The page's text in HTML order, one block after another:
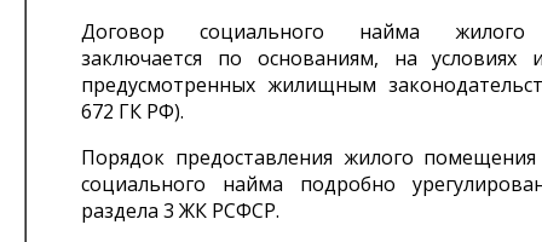
Договор социального найма жилого
заключается по основаниям, на условиях
предусмотренных жилищным
672 ГК РФ).
Порядок предоставления жилого
социального найма подробно
раздела 3 ЖК РСФСР.